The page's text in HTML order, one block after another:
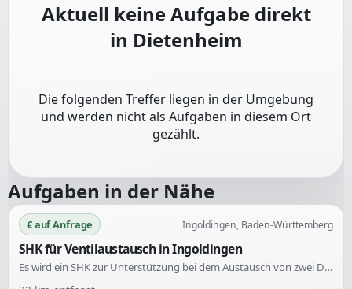
Aktuell keine Aufgabe direkt
in Dietenheim
Die folgenden Treffer liegen in der Umgebung
und werden nicht als Aufgaben in diesem Ort
gezählt.
Aufgaben in der Nähe
€ auf Anfrage Ingoldingen, Baden-Württemberg
SHK für Ventilaustausch in Ingoldingen
Es wird ein SHK zur Unterstützung bei dem Austausch von zwei Druckventilen gesucht. Die Tätigkeit findet in Ingoldingen, Baden-Württemberg, statt.